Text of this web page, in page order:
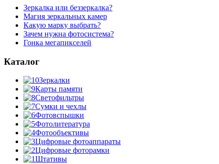
Зеркалка или беззеркалка?
Магия зеркальных камер
Какую марку выбрать?
Зачем нужна фотосистема?
Гонка мегапикселей
Каталог
Зеркалки
Карты памяти
Светофильтры
Сумки и чехлы
Фотовспышки
Фотолитература
Фотообъективы
Цифровые фотоаппараты
Цифровые фоторамки
Штативы